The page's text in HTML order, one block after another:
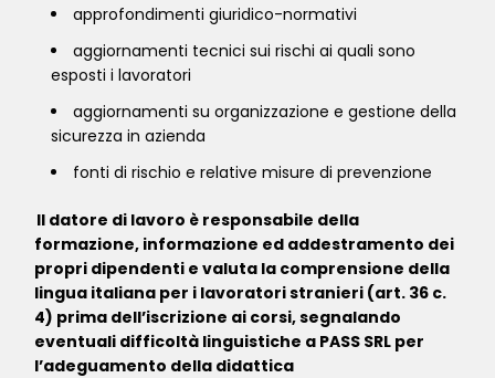
approfondimenti giuridico-normativi
aggiornamenti tecnici sui rischi ai quali sono
esposti i lavoratori
aggiornamenti su organizzazione e gestione della
sicurezza in azienda
fonti di rischio e relative misure di prevenzione
Il datore di lavoro è responsabile della
formazione, informazione ed addestramento dei
propri dipendenti e valuta la comprensione della
lingua italiana per i lavoratori stranieri (art. 36 c.
4) prima dell’iscrizione ai corsi, segnalando
eventuali difficoltà linguistiche a PASS SRL per
l’adeguamento della didattica